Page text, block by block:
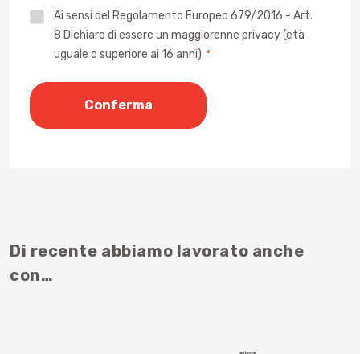
PrivacyAi sensi del Regolamento Europeo 679/2016 - Art.
8 Dichiaro di essere un maggiorenne privacy (età
uguale o superiore ai 16 anni) *
Di recente abbiamo lavorato anche
con…